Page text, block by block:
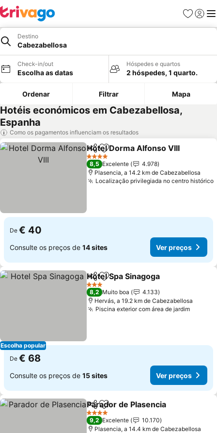
Favoritos
Iniciar
Destino
Cabezabellosa
Check-in/out
Escolha as datas
Hóspedes e quartos
2 hóspedes, 1 quarto.
Ordenar Filtrar Mapa
Hotéis económicos em Cabezabellosa,
Espanha
Como os pagamentos influenciam os resultados
PartilharAdicionar aos favoritos
Hotel Dorma Alfonso VIII
4 Estrelas
8,5 Excelente
4.978
Plasencia, a 14.2 km de Cabezabellosa
Localização privilegiada no centro histórico
De € 40
Consulte os preços de 14 sites Ver preços
Escolha popular
PartilharAdicionar aos favoritos
Hotel Spa Sinagoga
3 Estrelas
8,2 Muito boa
4.133
Hervás, a 19.2 km de Cabezabellosa
Piscina exterior com área de jardim
De € 68
Consulte os preços de 15 sites Ver preços
PartilharAdicionar aos favoritos
Parador de Plasencia
4 Estrelas
9,2 Excelente
10.170
Plasencia, a 14.4 km de Cabezabellosa